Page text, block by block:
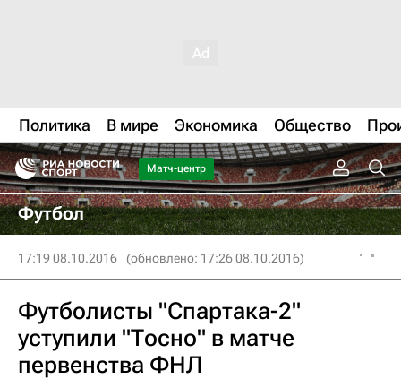
Политика В мире Экономика Общество
Матч-центр
Футбол
17:19 08.10.2016 (обновлено: 17:26 08.10.2016)
Футболисты "Спартака-2"
уступили "Тосно" в матче
первенства ФНЛ